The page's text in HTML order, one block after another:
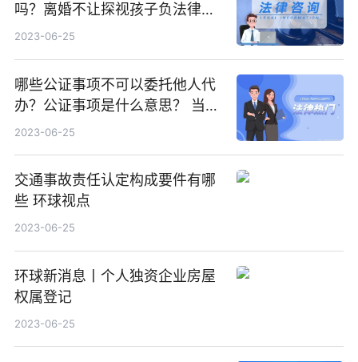
吗？离婚不让探视孩子负法律责
任吗？
2023-06-25
哪些公证事项不可以委托他人代
办？公证事项是什么意思？ 当前
消息
2023-06-25
交通事故责任认定构成要件有哪
些 环球视点
2023-06-25
环球新消息丨个人独资企业房屋
权属登记
2023-06-25